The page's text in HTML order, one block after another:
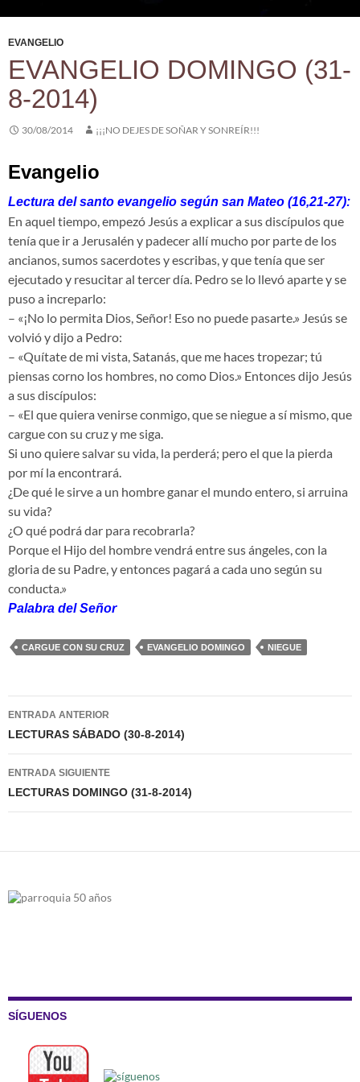
EVANGELIO
EVANGELIO DOMINGO (31-
8-2014)
30/08/2014 ¡¡¡NO DEJES DE SOÑAR Y SONREÍR!!!
Evangelio
Lectura del santo evangelio según san Mateo (16,21-27):
En aquel tiempo, empezó Jesús a explicar a sus discípulos que
tenía que ir a Jerusalén y padecer allí mucho por parte de los
ancianos, sumos sacerdotes y escribas, y que tenía que ser
ejecutado y resucitar al tercer día. Pedro se lo llevó aparte y se
puso a increparlo:
– «¡No lo permita Dios, Señor! Eso no puede pasarte.» Jesús se
volvió y dijo a Pedro:
– «Quítate de mi vista, Satanás, que me haces tropezar; tú
piensas corno los hombres, no como Dios.» Entonces dijo Jesús
a sus discípulos:
– «El que quiera venirse conmigo, que se niegue a sí mismo, que
cargue con su cruz y me siga.
Si uno quiere salvar su vida, la perderá; pero el que la pierda
por mí la encontrará.
¿De qué le sirve a un hombre ganar el mundo entero, si arruina
su vida?
¿O qué podrá dar para recobrarla?
Porque el Hijo del hombre vendrá entre sus ángeles, con la
gloria de su Padre, y entonces pagará a cada uno según su
conducta.»
Palabra del Señor
CARGUE CON SU CRUZ EVANGELIO DOMINGO NIEGUE
Navegación
de
entradas
ENTRADA ANTERIOR
LECTURAS SÁBADO (30-8-2014)
ENTRADA SIGUIENTE
LECTURAS DOMINGO (31-8-2014)
SÍGUENOS